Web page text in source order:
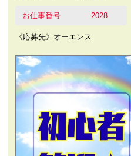
お仕事番号 2028
《応募先》オーエンス